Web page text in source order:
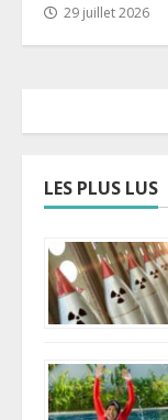
29 juillet 2026
LES PLUS LUS